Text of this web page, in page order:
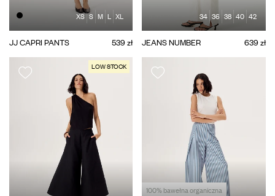
XS S M L XL
JJ CAPRI PANTS 539 zł
34 36 38 40 42
JEANS NUMBER 639 zł
LOW STOCK
100% bawełna organiczna